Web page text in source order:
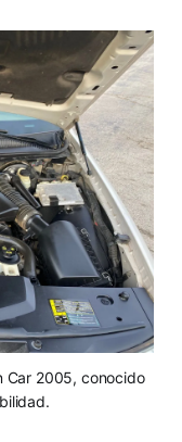
Car 2005, conocido